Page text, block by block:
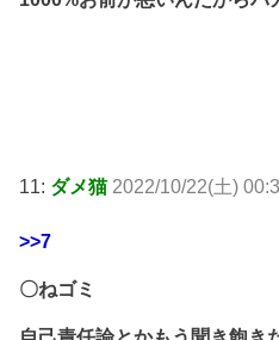
11: ダメ猫 2022/10/22(土)
>>7
〇ねゴミ